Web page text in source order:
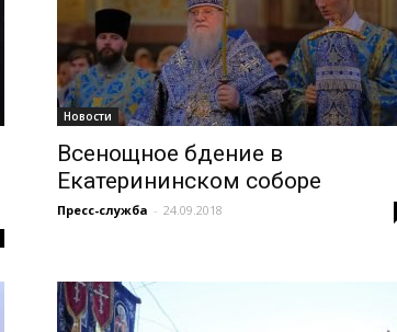
Кубанской
Новости
Всенощное бдение в
Екатерининском соборе
Пресс-служба - 24.09.2018